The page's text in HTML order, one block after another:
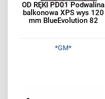
OD RĘKI PD01 Podwalina
balkonowa XPS wys 120
mm BlueEvolution 82
*GM*